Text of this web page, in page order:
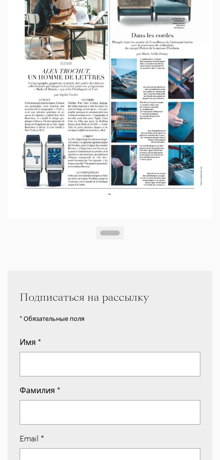
Подписаться на рассылку
* Обязательные поля
Имя *
Фамилия *
Email *